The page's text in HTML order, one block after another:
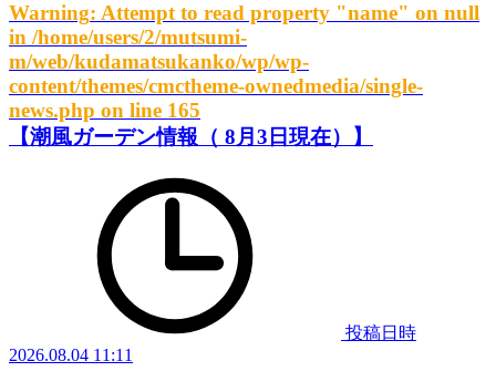
Warning: Attempt to read property "name" on null
in /home/users/2/mutsumi-
m/web/kudamatsukanko/wp/wp-
content/themes/cmctheme-ownedmedia/single-
news.php on line 165
【潮風ガーデン情報（ 8月3日現在）】
投稿日時
2026.08.04 11:11